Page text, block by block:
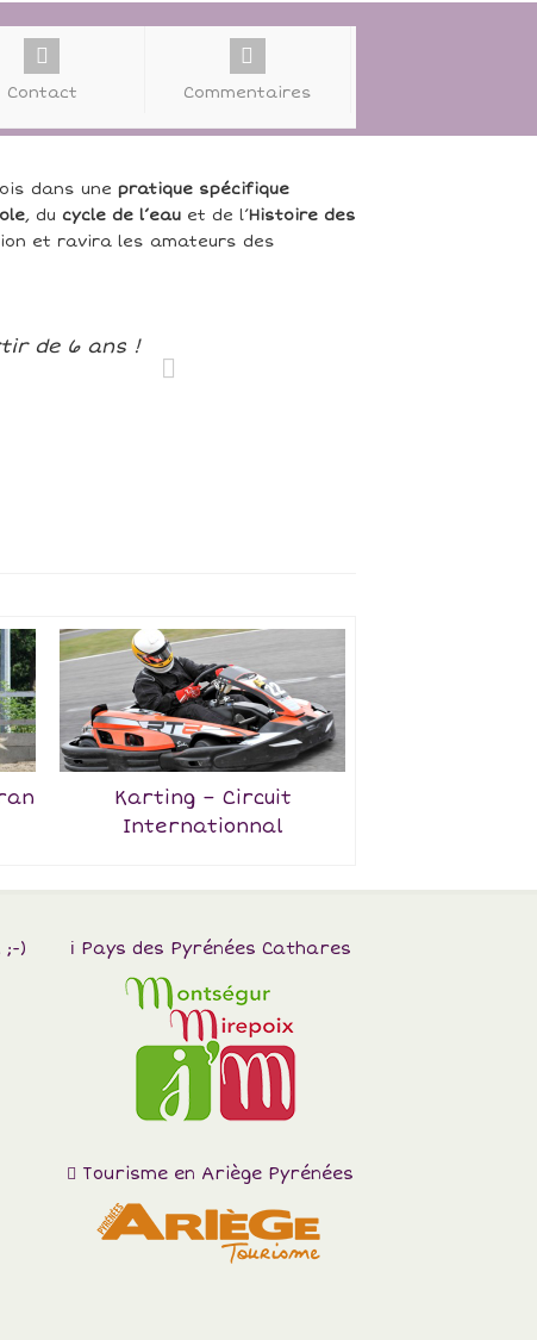
Contact Commentaires
dans une pratique spécifique
, du cycle de l’eau et de l’Histoire des
et ravira les amateurs des
de 6 ans !
Karting – Circuit
Internationnal
;-) Pays des Pyrénées Cathares
Tourisme en Ariège Pyrénées